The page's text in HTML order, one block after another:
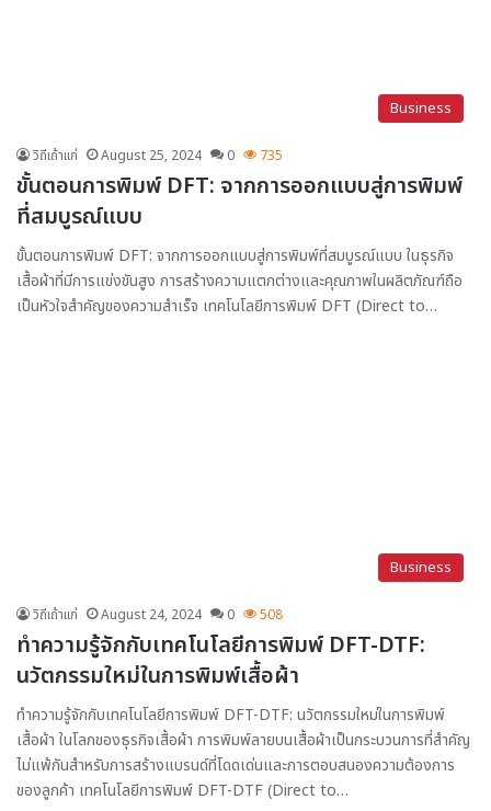
Business
วิถีเถ้าแก่ August 25, 2024 0 735
ขั้นตอนการพิมพ์ DFT: จากการออกแบบสู่การพิมพ์
ที่สมบูรณ์แบบ
ขั้นตอนการพิมพ์ DFT: จากการออกแบบสู่การพิมพ์ที่สมบูรณ์แบบ ในธุรกิจ
เสื้อผ้าที่มีการแข่งขันสูง การสร้างความแตกต่างและคุณภาพในผลิตภัณฑ์ถือ
เป็นหัวใจสำคัญของความสำเร็จ เทคโนโลยีการพิมพ์ DFT (Direct to…
Business
วิถีเถ้าแก่ August 24, 2024 0 508
ทำความรู้จักกับเทคโนโลยีการพิมพ์ DFT-DTF:
นวัตกรรมใหม่ในการพิมพ์เสื้อผ้า
ทำความรู้จักกับเทคโนโลยีการพิมพ์ DFT-DTF: นวัตกรรมใหม่ในการพิมพ์
เสื้อผ้า ในโลกของธุรกิจเสื้อผ้า การพิมพ์ลายบนเสื้อผ้าเป็นกระบวนการที่สำคัญ
ไม่แพ้กันสำหรับการสร้างแบรนด์ที่โดดเด่นและการตอบสนองความต้องการ
ของลูกค้า เทคโนโลยีการพิมพ์ DFT-DTF (Direct to…